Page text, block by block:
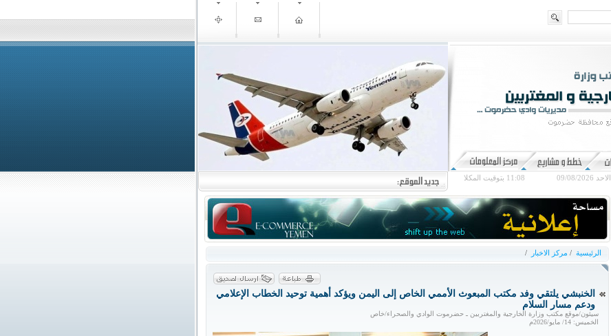
الاحد 09/08/2026 11:08 بتوقيت المكلا
الرئيسية / مركز الاخبار /
الخنبشي يلتقي وفد مكتب المبعوث الأممي الخاص إلى اليمن ويؤكد أهمية توحيد الخطاب الإعلامي
ودعم مسار السلام
سيئون/موقع مكتب وزارة الخارجية والمغتربين ـ حضرموت الوادي والصحراء/خاص
الخميس: 14/ مايو/2026م